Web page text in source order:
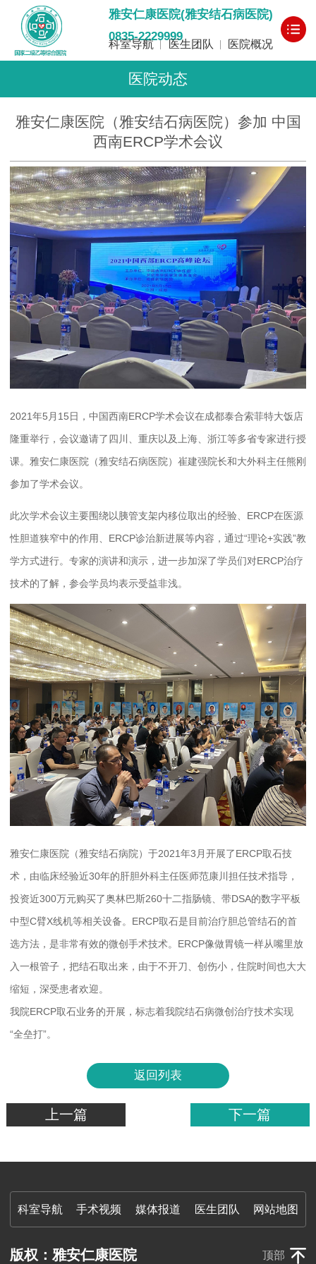
雅安仁康医院(雅安结石病医院)
0835-2229999
科室导航 医生团队 医院概况
医院动态
雅安仁康医院（雅安结石病医院）参加 中国
西南ERCP学术会议
2021年5月15日，中国西南ERCP学术会议在成都泰合索菲特大饭店
隆重举行，会议邀请了四川、重庆以及上海、浙江等多省专家进行授
课。雅安仁康医院（雅安结石病医院）崔建强院长和大外科主任熊刚
参加了学术会议。
此次学术会议主要围绕以胰管支架内移位取出的经验、ERCP在医源
性胆道狭窄中的作用、ERCP诊治新进展等内容，通过“理论+实践”教
学方式进行。专家的演讲和演示，进一步加深了学员们对ERCP治疗
技术的了解，参会学员均表示受益非浅。
雅安仁康医院（雅安结石病院）于2021年3月开展了ERCP取石技
术，由临床经验近30年的肝胆外科主任医师范康川担任技术指导，
投资近300万元购买了奥林巴斯260十二指肠镜、带DSA的数字平板
中型C臂X线机等相关设备。ERCP取石是目前治疗胆总管结石的首
选方法，是非常有效的微创手术技术。ERCP像做胃镜一样从嘴里放
入一根管子，把结石取出来，由于不开刀、创伤小，住院时间也大大
缩短，深受患者欢迎。
我院ERCP取石业务的开展，标志着我院结石病微创治疗技术实现
“全垒打”。
返回列表
上一篇 下一篇
顶部
科室导航 手术视频 媒体报道 医生团队 网站地图
版权：雅安仁康医院